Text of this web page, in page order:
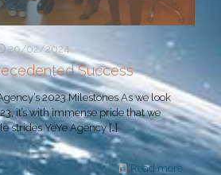
20/02/2024
Success
2023 Milestones As we look
it’s with immense pride that we
strides YeYe Agency[…]
Read more